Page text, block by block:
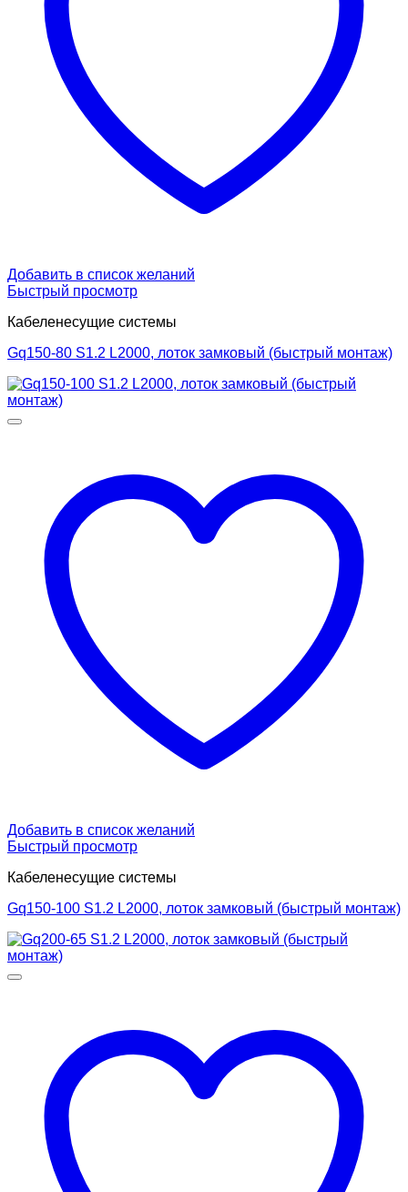
Добавить в список желаний
Быстрый просмотр
Кабеленесущие системы
Gq150-80 S1.2 L2000, лоток замковый (быстрый монтаж)
Добавить в список желаний
Быстрый просмотр
Кабеленесущие системы
Gq150-100 S1.2 L2000, лоток замковый (быстрый монтаж)